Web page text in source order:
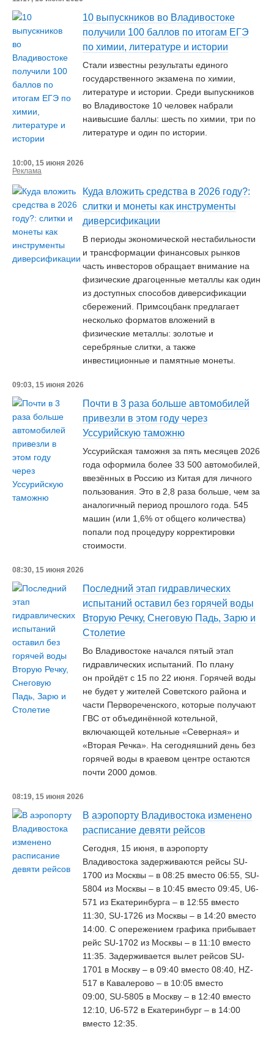
10 выпускников во Владивостоке
получили 100 баллов по итогам ЕГЭ
по химии, литературе и истории
Стали известны результаты единого
государственного экзамена по химии,
литературе и истории. Среди выпускников
во Владивостоке 10 человек набрали
наивысшие баллы: шесть по химии, три по
литературе и один по истории.
10:00, 15 июня 2026
Реклама
Куда вложить средства в 2026 году?:
слитки и монеты как инструменты
диверсификации
В периоды экономической нестабильности
и трансформации финансовых рынков
часть инвесторов обращает внимание на
физические драгоценные металлы как один
из доступных способов диверсификации
сбережений. Примсоцбанк предлагает
несколько форматов вложений в
физические металлы: золотые и
серебряные слитки, а также
инвестиционные и памятные монеты.
09:03, 15 июня 2026
Почти в 3 раза больше автомобилей
привезли в этом году через
Уссурийскую таможню
Уссурийская таможня за пять месяцев 2026
года оформила более 33 500 автомобилей,
ввезённых в Россию из Китая для личного
пользования. Это в 2,8 раза больше, чем за
аналогичный период прошлого года. 545
машин (или 1,6% от общего количества)
попали под процедуру корректировки
стоимости.
08:30, 15 июня 2026
Последний этап гидравлических
испытаний оставил без горячей воды
Вторую Речку, Снеговую Падь, Зарю и
Столетие
Во Владивостоке начался пятый этап
гидравлических испытаний. По плану
он пройдёт с 15 по 22 июня. Горячей воды
не будет у жителей Советского района и
части Первореченского, которые получают
ГВС от объединённой котельной,
включающей котельные «Северная» и
«Вторая Речка». На сегодняшний день без
горячей воды в краевом центре остаются
почти 2000 домов.
08:19, 15 июня 2026
В аэропорту Владивостока изменено
расписание девяти рейсов
Сегодня, 15 июня, в аэропорту
Владивостока задерживаются рейсы SU-
1700 из Москвы – в 08:25 вместо 06:55, SU-
5804 из Москвы – в 10:45 вместо 09:45, U6-
571 из Екатеринбурга – в 12:55 вместо
11:30, SU-1726 из Москвы – в 14:20 вместо
14:00. С опережением графика прибывает
рейс SU-1702 из Москвы – в 11:10 вместо
11:35. Задерживается вылет рейсов SU-
1701 в Москву – в 09:40 вместо 08:40, HZ-
517 в Кавалерово – в 10:05 вместо
09:00, SU-5805 в Москву – в 12:40 вместо
12:10, U6-572 в Екатеринбург – в 14:00
вместо 12:35.